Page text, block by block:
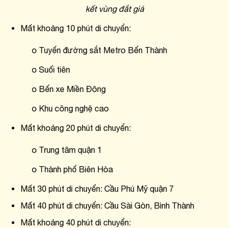
kết vùng đắt giá
Mất khoảng 10 phút di chuyển:
o Tuyến đường sắt Metro Bến Thành
o Suối tiên
o Bến xe Miền Đông
o Khu công nghệ cao
Mất khoảng 20 phút di chuyển:
o Trung tâm quận 1
o Thành phố Biên Hòa
Mất 30 phút di chuyển: Cầu Phú Mỹ quận 7
Mất 40 phút di chuyển: Cầu Sài Gòn, Bình Thành
Mất khoảng 40 phút di chuyển: